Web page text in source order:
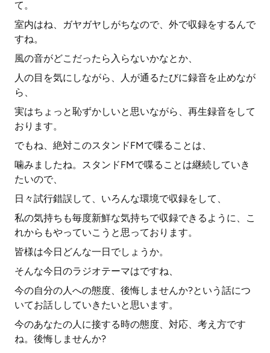
て。
室内はね、ガヤガヤしがちなので、外で収録をするんで
すね。
風の音がどこだったら入らないかなとか、
人の目を気にしながら、人が通るたびに録音を止めなが
ら、
実はちょっと恥ずかしいと思いながら、再生録音をして
おります。
でもね、絶対このスタンドFMで喋ることは、
噛みましたね。スタンドFMで喋ることは継続していき
たいので、
日々試行錯誤して、いろんな環境で収録をして、
私の気持ちも毎度新鮮な気持ちで収録できるように、こ
れからもやっていこうと思っております。
皆様は今日どんな一日でしょうか。
そんな今日のラジオテーマはですね、
今の自分の人への態度、後悔しませんか?という話につ
いてお話ししていきたいと思います。
今のあなたの人に接する時の態度、対応、考え方です
ね。後悔しませんか?